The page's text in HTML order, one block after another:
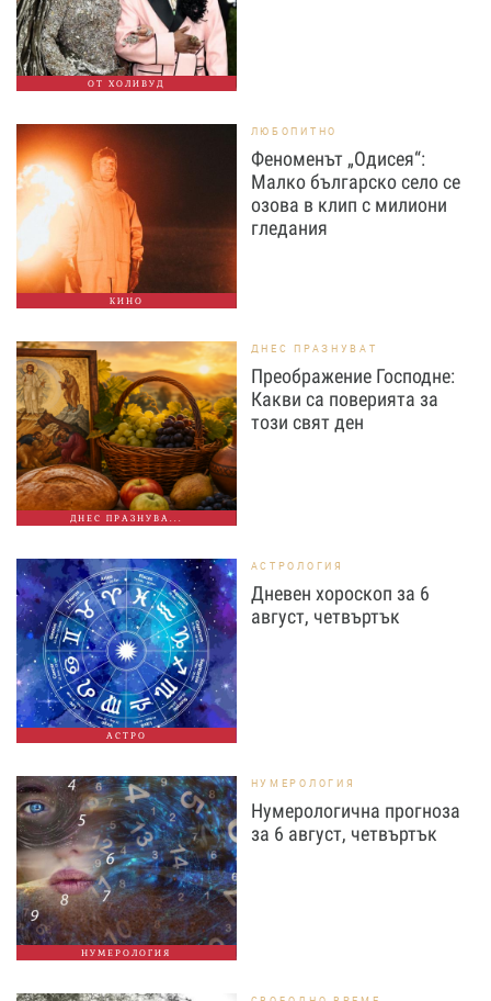
ОТ ХОЛИВУД
КИНО
ЛЮБОПИТНО
Феноменът „Одисея“:
Малко българско село се
озова в клип с милиони
гледания
ДНЕС ПРАЗНУВА...
ДНЕС ПРАЗНУВАТ
Преображение Господне:
Какви са поверията за
този свят ден
АСТРО
АСТРОЛОГИЯ
Дневен хороскоп за 6
август, четвъртък
НУМЕРОЛОГИЯ
НУМЕРОЛОГИЯ
Нумерологична прогноза
за 6 август, четвъртък